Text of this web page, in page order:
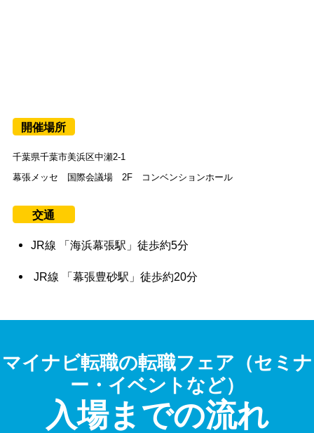
開催場所
千葉県千葉市美浜区中瀬2-1
幕張メッセ 国際会議場 2F コンベンションホール
交通
JR線 「海浜幕張駅」徒歩約5分
JR線 「幕張豊砂駅」徒歩約20分
マイナビ転職の転職フェア（セミナ
ー・イベントなど）
入場までの流れ